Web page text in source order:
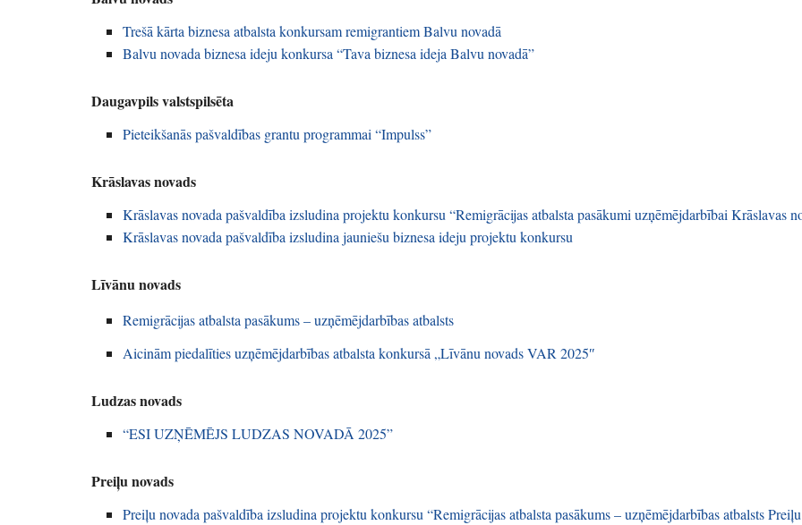
Trešā kārta biznesa atbalsta konkursam remigrantiem Balvu novadā
Balvu novada biznesa ideju konkursa “Tava biznesa ideja Balvu novadā”
Daugavpils valstspilsēta
Pieteikšanās pašvaldības grantu programmai “Impulss”
Krāslavas novads
Krāslavas novada pašvaldība izsludina projektu konkursu “Remigrācijas atbalsta pasākumi uzņēmējdarbībai Krāslavas
Krāslavas novada pašvaldība izsludina jauniešu biznesa ideju projektu konkursu
Līvānu novads
Remigrācijas atbalsta pasākums – uzņēmējdarbības atbalsts
Aicinām piedalīties uzņēmējdarbības atbalsta konkursā „Līvānu novads VAR 2025″
Ludzas novads
“ESI UZŅĒMĒJS LUDZAS NOVADĀ 2025”
Preiļu novads
Preiļu novada pašvaldība izsludina projektu konkursu “Remigrācijas atbalsta pasākums – uzņēmējdarbības atbalsts